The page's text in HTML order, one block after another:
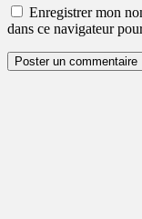
Enregistrer mon
dans ce navigateur